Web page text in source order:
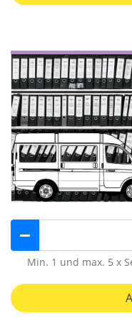
Min. 1 und max. 5 x